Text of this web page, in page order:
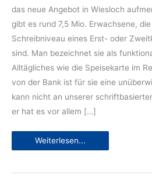
das neue Angebot in Wiesloch
gibt es rund 7,5 Mio. Erwachsene,
Schreibniveau eines Erst- oder
sind. Man bezeichnet sie als
Alltägliches wie die Speisekarte im
von der Bank ist für sie eine
kann nicht an unserer
er hat es vor allem […]
Lesen
und
Weiterlesen...